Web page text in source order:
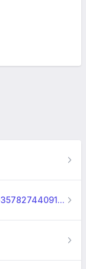
facebook.com/Merkury-Market-357827440910146